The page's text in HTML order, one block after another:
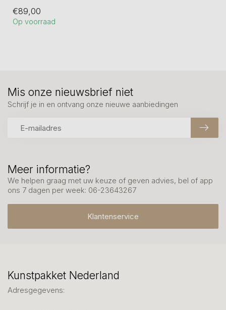
De poppetjes zijn
vastgemaakt ...
€89,00
Op voorraad
Meer informatie?
We helpen graag met uw keuze of geven advies, bel of app
ons 7 dagen per week: 06-23643267
Klantenservice
Mis onze nieuwsbrief niet
Schrijf je in en ontvang onze nieuwe aanbiedingen
Kunstpakket Nederland
Adresgegevens: